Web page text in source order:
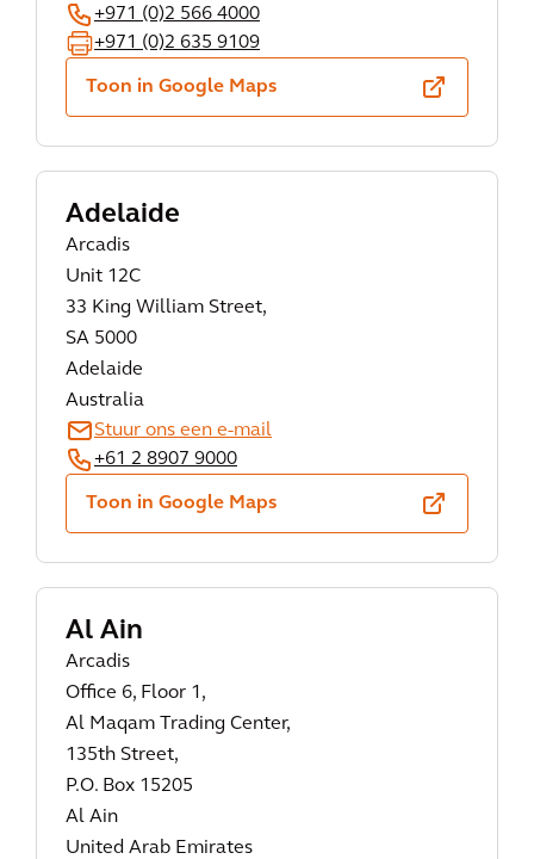
+971 (0)2 566 4000
+971 (0)2 635 9109
Toon in Google Maps
Adelaide
Arcadis
Unit 12C
33 King William Street,
SA 5000
Adelaide
Australia
Stuur ons een e-mail
+61 2 8907 9000
Toon in Google Maps
Al Ain
Arcadis
Office 6, Floor 1,
Al Maqam Trading Center,
135th Street,
P.O. Box 15205
Al Ain
United Arab Emirates